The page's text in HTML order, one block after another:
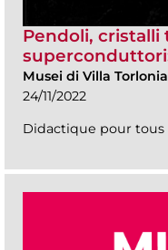
Pendoli, cristalli
Musei di Villa Torlonia
24/11/2022
Didactique pour tous